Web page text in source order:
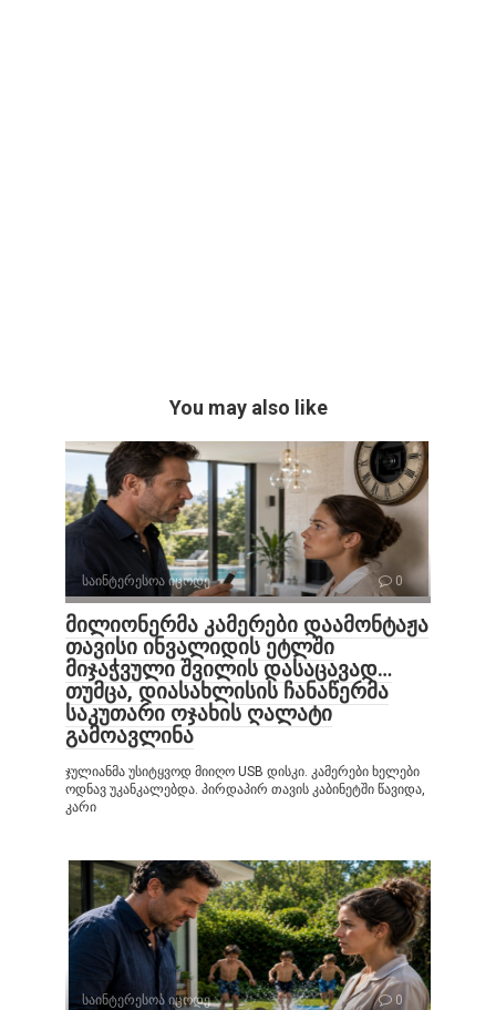
You may also like
საინტერესოა იცოდე 0
მილიონერმა კამერები დაამონტაჟა
თავისი ინვალიდის ეტლში
მიჯაჭვული შვილის დასაცავად…
თუმცა, დიასახლისის ჩანაწერმა
საკუთარი ოჯახის ღალატი
გამოავლინა
ჯულიანმა უსიტყვოდ მიიღო USB დისკი. კამერები ხელები
ოდნავ უკანკალებდა. პირდაპირ თავის კაბინეტში წავიდა,
კარი
საინტერესოა იცოდე 0